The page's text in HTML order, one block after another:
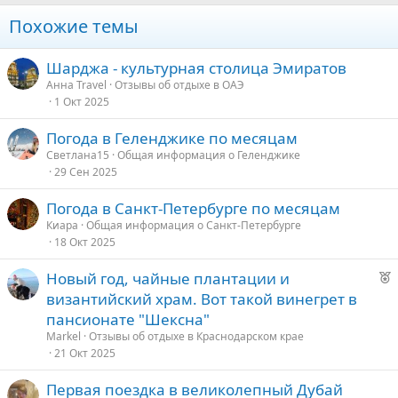
Похожие темы
Шарджа - культурная столица Эмиратов
Анна Travel Отзывы об отдыхе в ОАЭ
1 Окт 2025
Погода в Геленджике по месяцам
Светлана15 Общая информация о Геленджике
29 Сен 2025
Погода в Санкт-Петербурге по месяцам
Киара Общая информация о Санкт-Петербурге
18 Окт 2025
Р
е
Новый год, чайные плантации и
византийский храм. Вот такой винегрет в
пансионате "Шексна"
Markel Отзывы об отдыхе в Краснодарском крае
21 Окт 2025
Первая поездка в великолепный Дубай